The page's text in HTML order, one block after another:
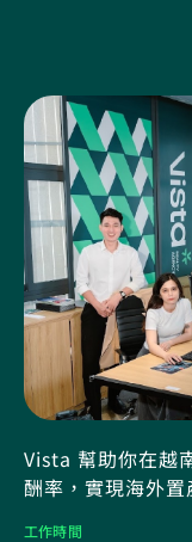
Vista 幫助你在越
酬率，實現海外置
工作時間